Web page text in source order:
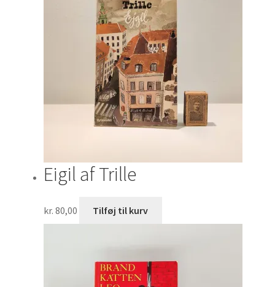
Eigil af Trille
kr. 80,00 Tilføj til kurv